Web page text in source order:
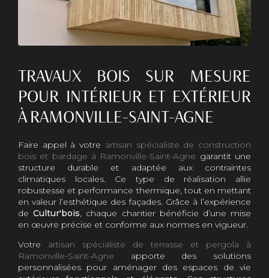
TRAVAUX BOIS SUR MESURE
POUR INTÉRIEUR ET EXTÉRIEUR
À RAMONVILLE-SAINT-AGNE
Faire appel à votre artisan spécialiste de construction
bois et bardage à Ramonville-Saint-Agne garantit une
structure durable et adaptée aux contraintes
climatiques locales. Ce type de réalisation allie
robustesse et performance thermique, tout en mettant
en valeur l’esthétique des façades. Grâce à l’expérience
deCultur'bois, chaque chantier bénéficie d’une mise
en œuvre précise et conforme aux normes en vigueur.
Votre artisan spécialiste de terrasse et pergola à
Ramonville-Saint-Agne apporte des solutions
personnalisées pour aménager des espaces de vie